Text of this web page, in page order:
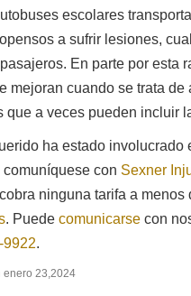
escolares
a sufrir lesiones,
En parte por esta
mejoran cuando se trata
que a veces pueden incluir
ha estado
con Sexner
ninguna tarifa a
. Puede comunicarse con
9922.
enero 23,2024